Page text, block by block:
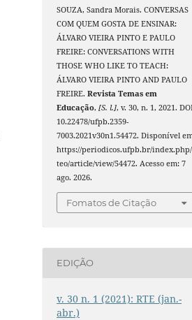
SOUZA, Sandra Morais. CONVERSAS
COM QUEM GOSTA DE ENSINAR:
ÁLVARO VIEIRA PINTO E PAULO
FREIRE: CONVERSATIONS WITH
THOSE WHO LIKE TO TEACH:
ÁLVARO VIEIRA PINTO AND PAULO
FREIRE.Revista Temas em
Educação,[S. l.], v. 30, n. 1, 2021.
10.22478/ufpb.2359-
7003.2021v30n1.54472. Disponível
https://periodicos.ufpb.br/
teo/article/view/54472. Acesso em: 7
ago. 2026.
Fomatos de Citação
EDIÇÃO
v. 30 n. 1 (2021): RTE (jan.-
abr.)